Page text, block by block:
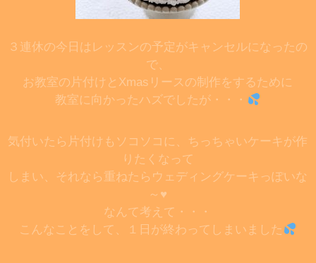
３連休の今日はレッスンの予定がキャンセルになったの
で、
お教室の片付けと Xmasリースの制作をするために
教室に向かったハズでしたが・・・
気付いたら片付けもソコソコに、ちっちゃいケーキが作
りたくなって
しまい、 それなら重ねたらウェディングケーキっぽいな
～♥
なんて考えて・・・
こんなことをして、１日が終わってしまいました